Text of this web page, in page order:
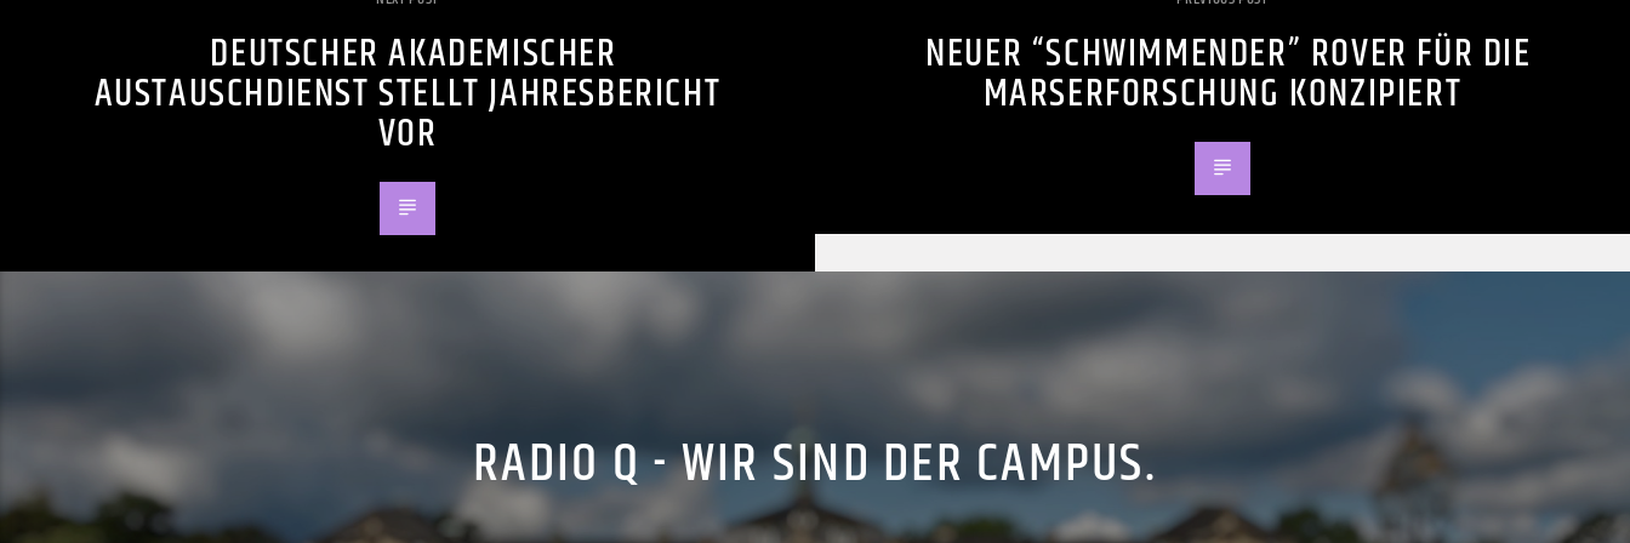
DEUTSCHER AKADEMISCHER
AUSTAUSCHDIENST STELLT JAHRESBERICHT
VOR
NEUER “SCHWIMMENDER” ROVER FÜR DIE
MARSERFORSCHUNG KONZIPIERT
RADIO Q - WIR SIND DER CAMPUS.